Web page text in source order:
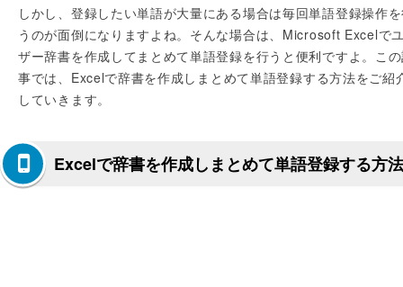
しかし、登録したい単語が大量にある場合は毎回単語登録操作
うのが面倒になりますよね。そんな場合は、Microsoft Excelで
ザー辞書を作成してまとめて単語登録を行うと便利ですよ。こ
事では、Excelで辞書を作成しまとめて単語登録する方法をご紹
していきます。
Excelで辞書を作成しまとめて単語登録する方法